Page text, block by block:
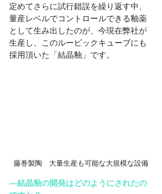
定めてさらに試行錯誤を繰り返す中、
量産レベルでコントロールできる釉薬
として生み出したのが、今現在弊社が
生産し、このルービックキューブにも
採用頂いた「結晶釉」です。
藤巻製陶　大量生産も可能な大規模な設備
―結晶釉の開発はどのようにされたの